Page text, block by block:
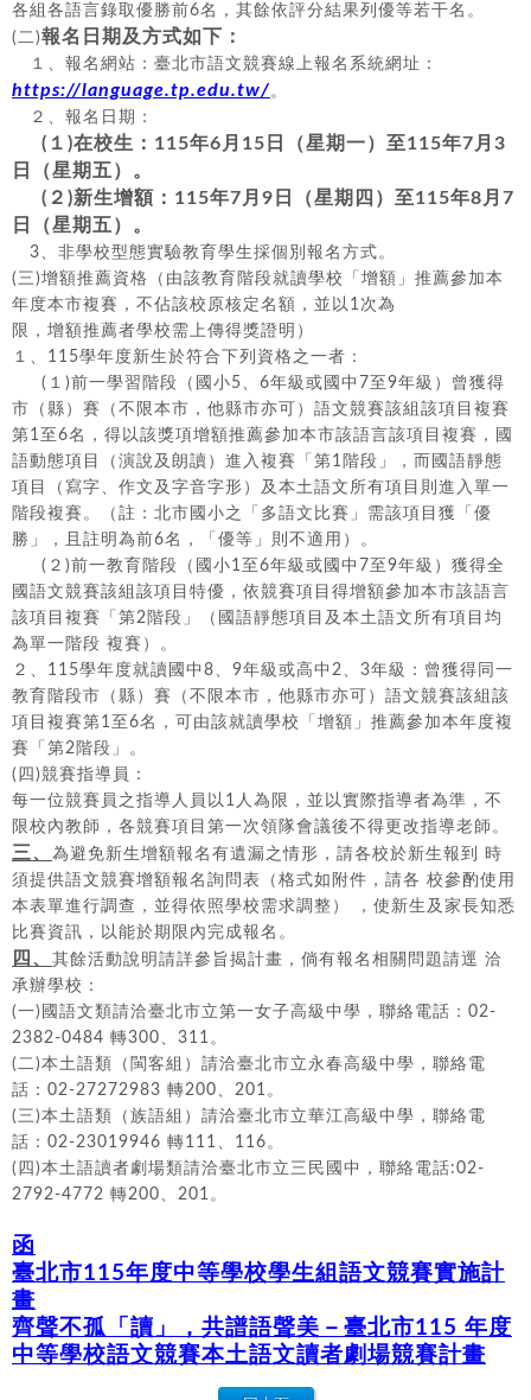
各組各語言錄取優勝前6名，其餘依評分結果列優等若干名。
(二)報名日期及方式如下：
１、報名網站：臺北市語文競賽線上報名系統網址：
https://language.tp.edu.tw/ 。
２、報名日期：
(１)在校生：115年6月15日（星期一）至115年7月3
日（星期五）。
(２)新生增額：115年7月9日（星期四）至115年8月7
日（星期五）。
3、非學校型態實驗教育學生採個別報名方式。
(三)增額推薦資格（由該教育階段就讀學校「增額」推薦參加本
年度本市複賽，不佔該校原核定名額，並以1次為
限，增額推薦者學校需上傳得獎證明）
１、115學年度新生於符合下列資格之一者：
(１)前一學習階段（國小5、6年級或國中7至9年級）曾獲得
市（縣）賽（不限本市，他縣市亦可）語文競賽該組該項目複賽
第1至6名，得以該獎項增額推薦參加本市該語言該項目複賽，國
語動態項目（演說及朗讀）進入複賽「第1階段」，而國語靜態
項目（寫字、作文及字音字形）及本土語文所有項目則進入單一
階段複賽。（註：北市國小之「多語文比賽」需該項目獲「優
勝」，且註明為前6名，「優等」則不適用）。
(２)前一教育階段（國小1至6年級或國中7至9年級）獲得全
國語文競賽該組該項目特優，依競賽項目得增額參加本市該語言
該項目複賽「第2階段」（國語靜態項目及本土語文所有項目均
為單一階段 複賽）。
２、115學年度就讀國中8、9年級或高中2、3年級：曾獲得同一
教育階段市（縣）賽（不限本市，他縣市亦可）語文競賽該組該
項目複賽第1至6名，可由該就讀學校「增額」推薦參加本年度複
賽「第2階段」。
(四)競賽指導員：
每一位競賽員之指導人員以1人為限，並以實際指導者為準，不
限校內教師，各競賽項目第一次領隊會議後不得更改指導老師。
三、 為避免新生增額報名有遺漏之情形，請各校於新生報到 時
須提供語文競賽增額報名詢問表（格式如附件，請各 校參酌使用
本表單進行調查，並得依照學校需求調整） ，使新生及家長知悉
比賽資訊，以能於期限內完成報名。
四、 其餘活動說明請詳參旨揭計畫，倘有報名相關問題請逕 洽
承辦學校：
(一)國語文類請洽臺北市立第一女子高級中學，聯絡電話：02-
2382-0484 轉300、311。
(二)本土語類（閩客組）請洽臺北市立永春高級中學，聯絡電
話：02-27272983 轉200、201。
(三)本土語類（族語組）請洽臺北市立華江高級中學，聯絡電
話：02-23019946 轉111、116。
(四)本土語讀者劇場類請洽臺北市立三民國中，聯絡電話:02-
2792-4772 轉200、201。
函
臺北市115年度中等學校學生組語文競賽實施計
畫
齊聲不孤「讀」，共譜語聲美－臺北市115 年度
中等學校語文競賽本土語文讀者劇場競賽計畫